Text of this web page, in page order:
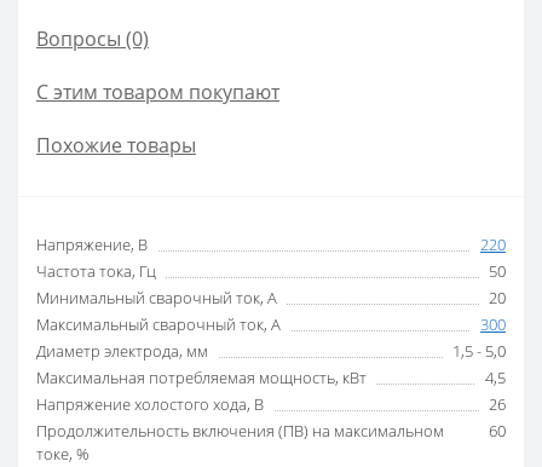
Вопросы (0)
С этим товаром покупают
Похожие товары
Напряжение, В
220
Частота тока, Гц
50
Минимальный сварочный ток, А
20
Максимальный сварочный ток, А
300
Диаметр электрода, мм
1,5 - 5,0
Максимальная потребляемая мощность, кВт
4,5
Напряжение холостого хода, В
26
Продолжительность включения (ПВ) на максимальном
токе, %
60